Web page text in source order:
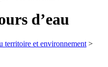
d’eau
territoire et environnement >